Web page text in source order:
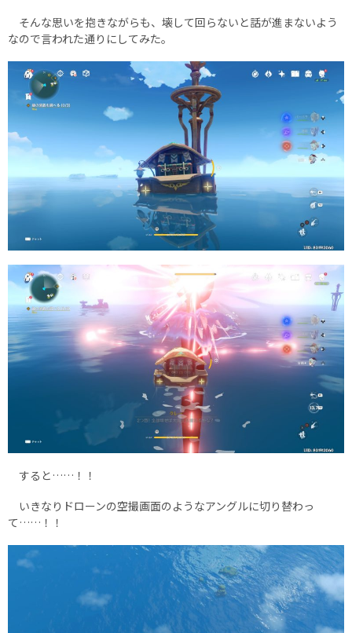
そんな思いを抱きながらも、壊して回らないと話が進まないよう
なので言われた通りにしてみた。
すると……！！
いきなりドローンの空撮画面のようなアングルに切り替わっ
て……！！